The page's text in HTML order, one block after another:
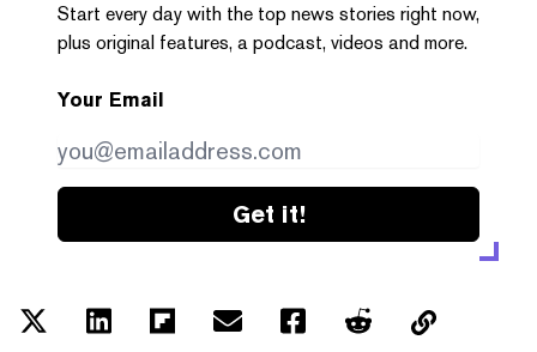
Start every day with the top news stories right now,
plus original features, a podcast, videos and more.
Your Email
Get it!